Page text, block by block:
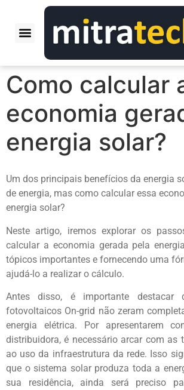
Como calcular
economia
energia solar?
Um dos principais benefícios da energia
de energia, mas como calcular essa
energia solar?
Neste artigo, iremos explorar os
calcular a economia gerada pela
tópicos importantes e fornecendo uma
ajudá-lo a realizar o cálculo.
Antes disso, é importante destacar
fotovoltaicos On-grid não zeram
energia elétrica. Por apresentarem
distribuidora, é necessário arcar com as
ao uso da infraestrutura da rede. Isso
que o sistema solar produza toda a
sua residência, ainda será preciso